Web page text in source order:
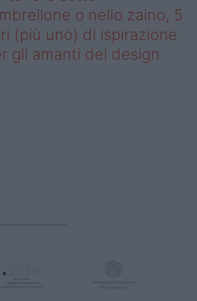
o nello zaino, 5
(più uno) di ispirazione
gli amanti del design